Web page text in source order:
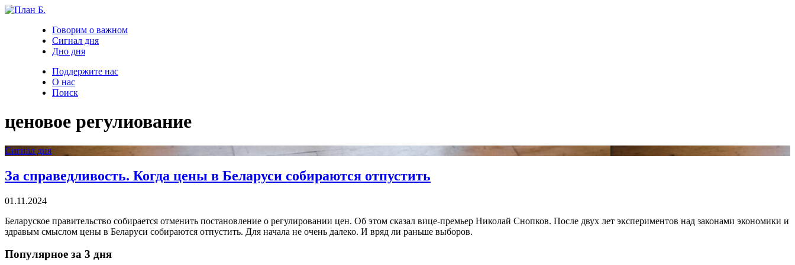
Говорим о важном
Сигнал дня
Дно дня
Поддержите нас
О нас
Поиск
ценовое регулиование
Сигнал дня
За справедливость. Когда цены в Беларуси собираются отпустить
01.11.2024
Беларуское правительство собирается отменить постановление о регулировании цен. Об этом сказал вице-премьер Николай Снопков. После двух лет экспериментов над законами экономики и
здравым смыслом цены в Беларуси собираются отпустить. Для начала не очень далеко. И вряд ли раньше выборов.
Популярное за 3 дня